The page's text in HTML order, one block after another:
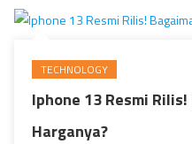
TECHNOLOGY
Iphone 13 Resmi
Harganya?